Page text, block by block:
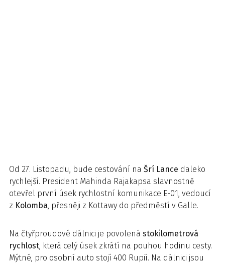
Od 27. Listopadu, bude cestování na Šrí Lance daleko
rychlejší. President Mahinda Rajakapsa slavnostně
otevřel první úsek rychlostní komunikace E-01, vedoucí
z Kolomba, přesněji z Kottawy do předměstí v Galle.
Na čtyřproudové dálnici je povolená stokilometrová
rychlost, která celý úsek zkrátí na pouhou hodinu cesty.
Mýtné, pro osobní auto stojí 400 Rupií. Na dálnici jsou